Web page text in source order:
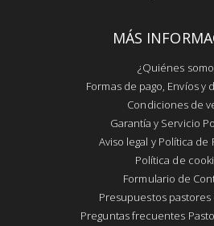
MÁS
¿Quiénes
Formas de pago, Envíos y
Condiciones de
Garantía y Servicio
Aviso legal y Política de
Política de
Formulario de
Presupuestos
Preguntas frecuentes